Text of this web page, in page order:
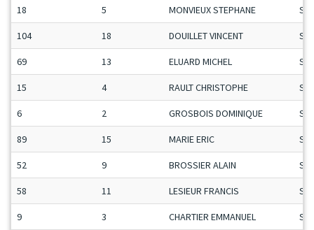
18 5 MONVIEUX STEPHANE
104 18 DOUILLET VINCENT
69 13 ELUARD MICHEL
15 4 RAULT CHRISTOPHE
6 2 GROSBOIS DOMINIQUE
89 15 MARIE ERIC
52 9 BROSSIER ALAIN
58 11 LESIEUR FRANCIS
9 3 CHARTIER EMMANUEL